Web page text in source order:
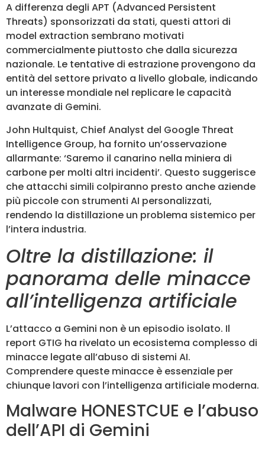
A differenza degli APT (Advanced Persistent
Threats) sponsorizzati da stati, questi attori di
model extraction sembrano motivati
commercialmente piuttosto che dalla sicurezza
nazionale. Le tentative di estrazione provengono da
entità del settore privato a livello globale, indicando
un interesse mondiale nel replicare le capacità
avanzate di Gemini.
John Hultquist, Chief Analyst del Google Threat
Intelligence Group, ha fornito un’osservazione
allarmante: ‘Saremo il canarino nella miniera di
carbone per molti altri incidenti’. Questo suggerisce
che attacchi simili colpiranno presto anche aziende
più piccole con strumenti AI personalizzati,
rendendo la distillazione un problema sistemico per
l’intera industria.
Oltre la distillazione: il
panorama delle minacce
all’intelligenza artificiale
L’attacco a Gemini non è un episodio isolato. Il
report GTIG ha rivelato un ecosistema complesso di
minacce legate all’abuso di sistemi AI.
Comprendere queste minacce è essenziale per
chiunque lavori con l’intelligenza artificiale moderna.
Malware HONESTCUE e l’abuso
dell’API di Gemini